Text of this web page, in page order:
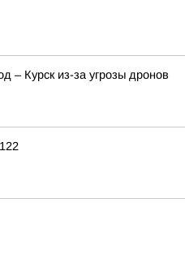
– Курск из-за угрозы дронов